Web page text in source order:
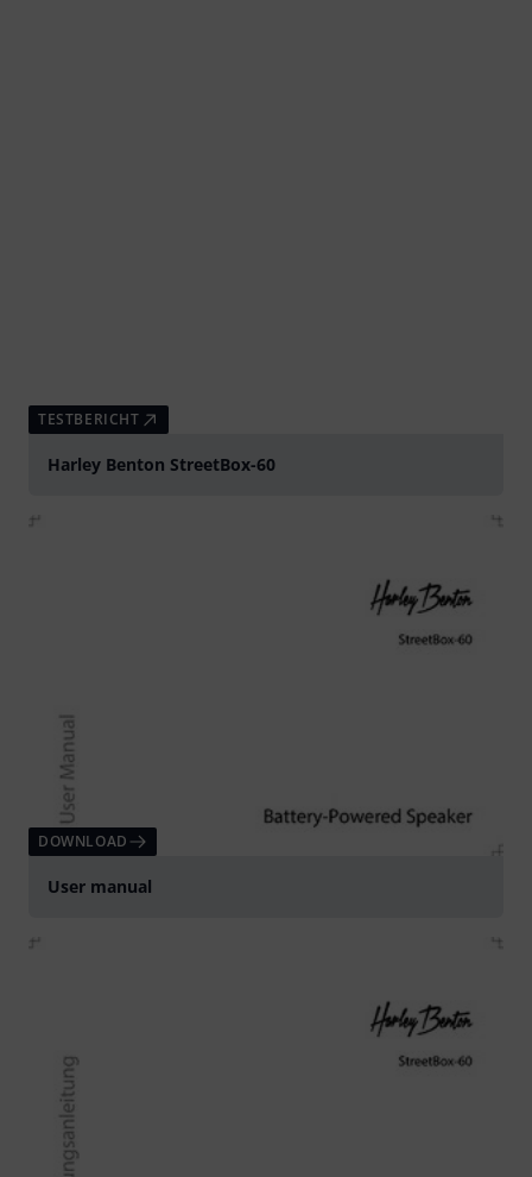
TESTBERICHT
Harley Benton StreetBox-60
DOWNLOAD
User manual